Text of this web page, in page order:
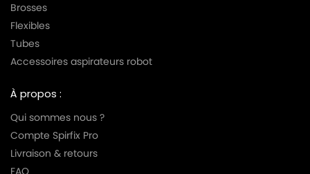
Brosses
Flexibles
Tubes
Accessoires aspirateurs robot
À propos :
Qui sommes nous ?
Compte Spirfix Pro
Livraison & retours
FAQ